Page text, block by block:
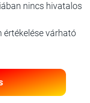
nincs hivatalos
értékelése várható